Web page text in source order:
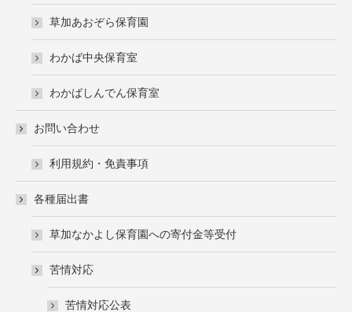
草加あおぞら保育園
わかば中央保育室
わかばしんでん保育室
お問い合わせ
利用規約・免責事項
各種届出書
草加なかよし保育園への寄付金等受付
苦情対応
苦情対応公表